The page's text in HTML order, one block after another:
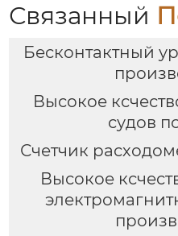
Связанный
Бесконтактный
Высокое
судов
Счетчик
Высокое